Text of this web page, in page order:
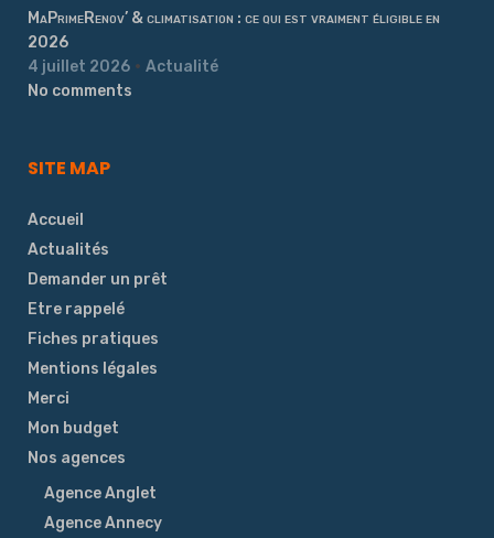
MaPrimeRenov’ & climatisation : ce qui est vraiment éligible en
2026
4 juillet 2026
Actualité
No comments
SITE MAP
Accueil
Actualités
Demander un prêt
Etre rappelé
Fiches pratiques
Mentions légales
Merci
Mon budget
Nos agences
Agence Anglet
Agence Annecy